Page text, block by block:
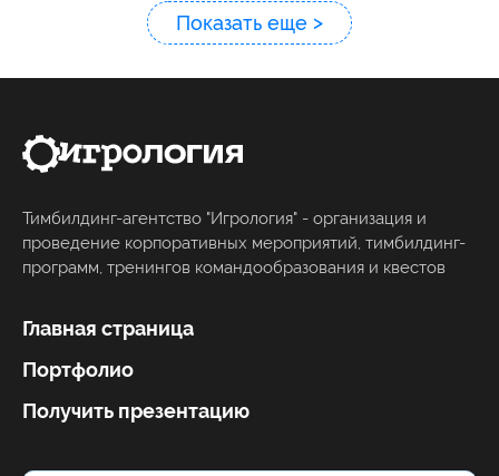
Показать еще
Тимбилдинг-агентство "Игрология" - организация и
проведение корпоративных мероприятий, тимбилдинг-
программ, тренингов командообразования и квестов
Главная страница
Портфолио
Получить презентацию